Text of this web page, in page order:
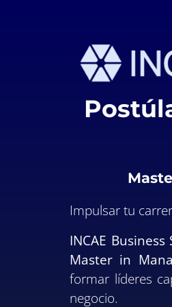
Impulsar tu
INCAE Business
Master in
formar líderes
negocio.